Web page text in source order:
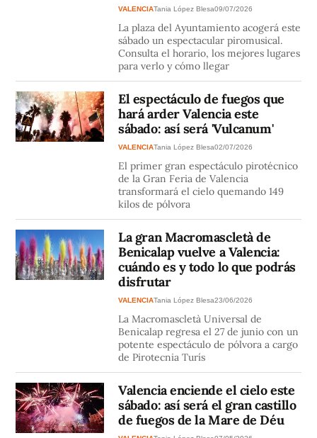
VALENCIATania López Blesa09/07/2026
La plaza del Ayuntamiento acogerá este
sábado un espectacular piromusical.
Consulta el horario, los mejores lugares
para verlo y cómo llegar
El espectáculo de fuegos que
hará arder Valencia este
sábado: así será 'Vulcanum'
VALENCIATania López Blesa02/07/2026
El primer gran espectáculo pirotécnico
de la Gran Feria de Valencia
transformará el cielo quemando 149
kilos de pólvora
La gran Macromascletà de
Benicalap vuelve a Valencia:
cuándo es y todo lo que podrás
disfrutar
VALENCIATania López Blesa23/06/2026
La Macromascletà Universal de
Benicalap regresa el 27 de junio con un
potente espectáculo de pólvora a cargo
de Pirotecnia Turís
Valencia enciende el cielo este
sábado: así será el gran castillo
de fuegos de la Mare de Déu